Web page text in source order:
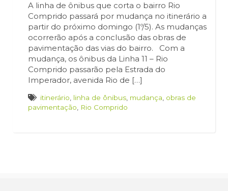
A linha de ônibus que corta o bairro Rio
Comprido passará por mudança no itinerário a
partir do próximo domingo (1º/5). As mudanças
ocorrerão após a conclusão das obras de
pavimentação das vias do bairro. Com a
mudança, os ônibus da Linha 11 – Rio
Comprido passarão pela Estrada do
Imperador, avenida Rio de […]
itinerário linha de ônibus mudança obras de
pavimentação
Rio Comprido